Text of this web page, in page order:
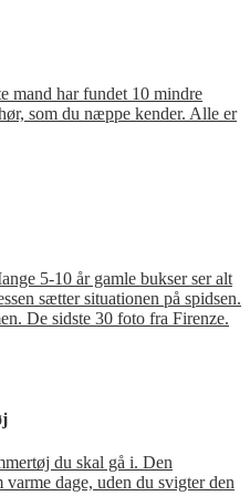
mand har fundet 10 mindre
som du næppe kender. Alle er
5-10 år gamle bukser ser alt
sætter situationen på spidsen.
De sidste 30 foto fra Firenze.
du skal gå i. Den
dage, uden du svigter den